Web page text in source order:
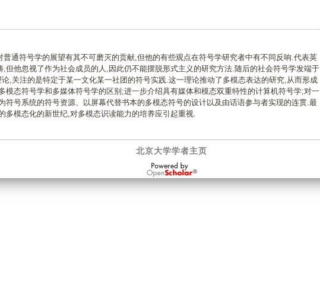
通符号学的展望有其不可磨灭的贡献,但他的有些观点在符号学研究者中有不同反响.代表英
但他忽视了作为社会成员的人,因此仍不能摆脱形式主义的研究方法.随后的社会符号学发端于
,关注的是特定于某一文化某一社团的符号实践.这一理论推动了多模态表达的研究,从而形成
模态符号学和多媒体符号学的区别;进一步介绍具有媒体和模态双重特性的计算机符号学;对一
符号系统的符号资源、以屏幕代替书本的多模态符号的设计以及由话语参与者实现的连贯.最
多模态化的新世纪,对多模态识读能力的培养应引起重视.
北京大学学者主页
OpenScholar